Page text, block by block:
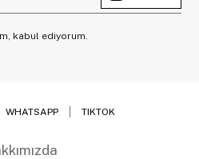
kabul ediyorum.
WHATSAPP TIKTOK